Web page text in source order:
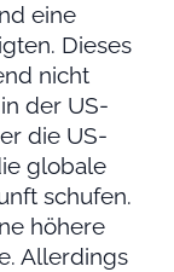
eine
Dieses
nicht
der US-
die US-
globale
schufen.
höhere
Allerdings